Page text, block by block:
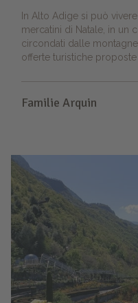
In Alto Adige si può
mercatini di Natale, in un
circondati dalle
offerte turistiche
Familie Arquin